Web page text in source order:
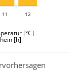
11 12
[°C]
[h]